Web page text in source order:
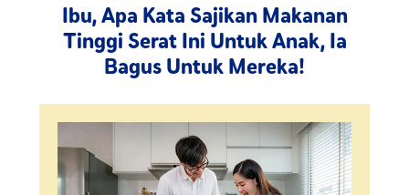
Ibu, Apa Kata Sajikan Makanan
Tinggi Serat Ini Untuk Anak, Ia
Bagus Untuk Mereka!